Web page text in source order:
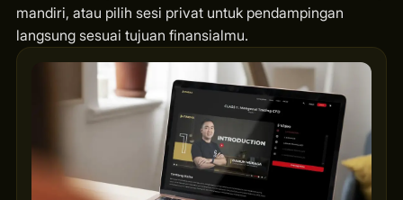
mandiri, atau pilih sesi privat untuk pendampingan
langsung sesuai tujuan finansialmu.